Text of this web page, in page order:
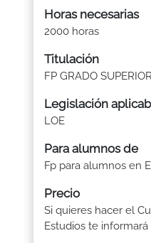
Horas necesarias
2000 horas
Titulación
FP GRADO SUPERIOR
Legislación
LOE
Para alumnos de
Fp para alumnos en
Precio
Si quieres hacer el
Estudios te